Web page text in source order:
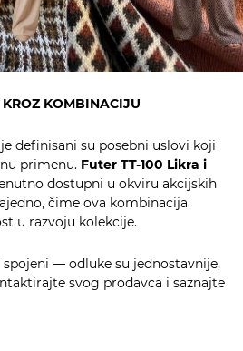
KOMBINACIJU
definisani su posebni uslovi koji
primenu. Futer TT-100 Likra i
dostupni u okviru akcijskih
čime ova kombinacija
u razvoju kolekcije.
— odluke su jednostavnije,
svog prodavca i saznajte